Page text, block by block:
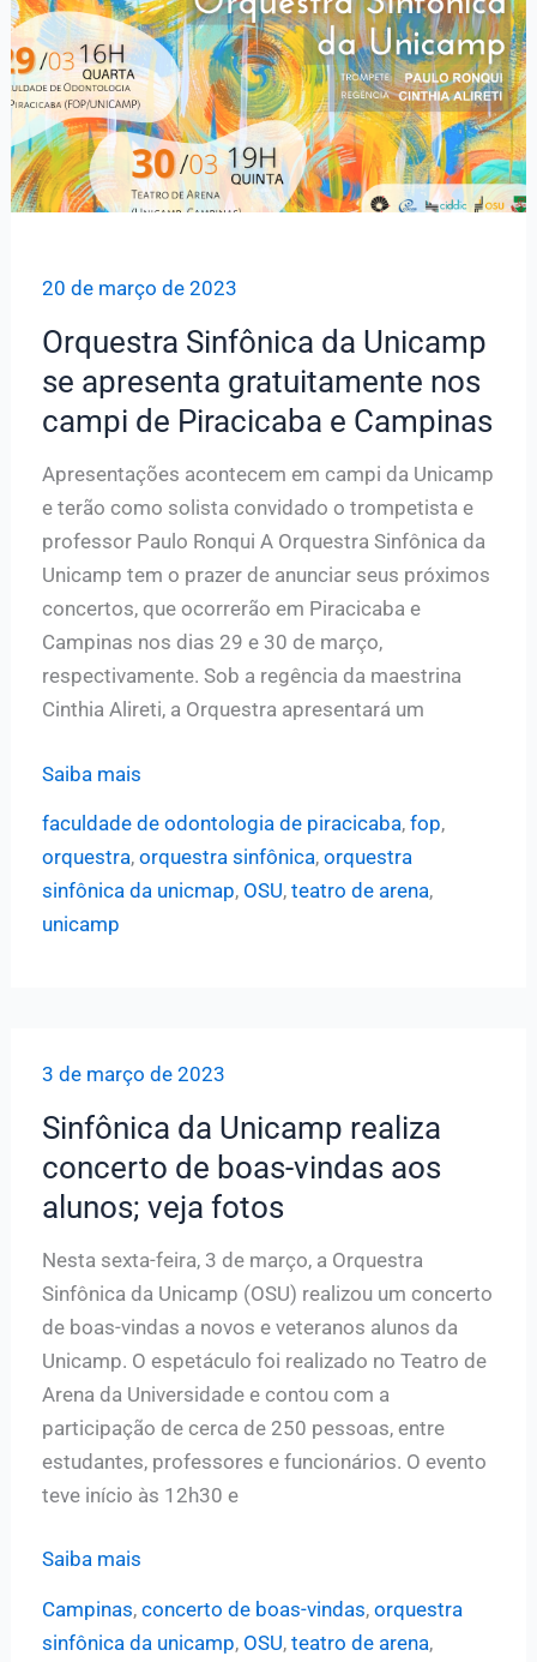
20 de março de 2023
Orquestra Sinfônica da Unicamp
se apresenta gratuitamente nos
campi de Piracicaba e Campinas
Apresentações acontecem em campi da Unicamp
e terão como solista convidado o trompetista e
professor Paulo Ronqui A Orquestra Sinfônica da
Unicamp tem o prazer de anunciar seus próximos
concertos, que ocorrerão em Piracicaba e
Campinas nos dias 29 e 30 de março,
respectivamente. Sob a regência da maestrina
Cinthia Alireti, a Orquestra apresentará um
Orquestra
Unicamp
apresenta
de
e
Campinas
Saiba mais
faculdade de odontologia de piracicaba, fop,
orquestra, orquestra sinfônica, orquestra
sinfônica da unicmap, OSU, teatro de arena,
unicamp
3 de março de 2023
Sinfônica da Unicamp realiza
concerto de boas-vindas aos
alunos; veja fotos
Nesta sexta-feira, 3 de março, a Orquestra
Sinfônica da Unicamp (OSU) realizou um concerto
de boas-vindas a novos e veteranos alunos da
Unicamp. O espetáculo foi realizado no Teatro de
Arena da Universidade e contou com a
participação de cerca de 250 pessoas, entre
estudantes, professores e funcionários. O evento
teve início às 12h30 e
Sinfônica
Unicamp
Saiba mais
Campinas, concerto de boas-vindas, orquestra
sinfônica da unicamp, OSU, teatro de arena,